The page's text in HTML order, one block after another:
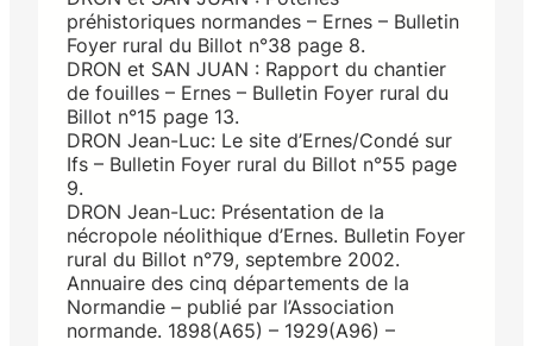
préhistoriques normandes – Ernes – Bulletin
Foyer rural du Billot n°38 page 8.
DRON et SAN JUAN : Rapport du chantier
de fouilles – Ernes – Bulletin Foyer rural du
Billot n°15 page 13.
DRON Jean-Luc: Le site d’Ernes/Condé sur
Ifs – Bulletin Foyer rural du Billot n°55 page
9.
DRON Jean-Luc: Présentation de la
nécropole néolithique d’Ernes. Bulletin Foyer
rural du Billot n°79, septembre 2002.
Annuaire des cinq départements de la
Normandie – publié par l’Association
normande. 1898(A65) – 1929(A96) –